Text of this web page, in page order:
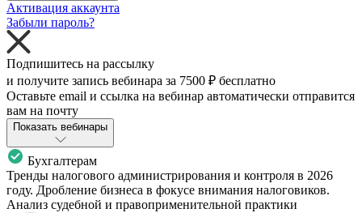
Активация аккаунта
Забыли пароль?
Подпишитесь на рассылку
и получите запись вебинара за 7500 ₽ бесплатно
Оставьте email и ссылка на вебинар автоматически отправится
вам на почту
Показать вебинары
Бухгалтерам
Тренды налогового администрирования и контроля в 2026
году. Дробление бизнеса в фокусе внимания налоговиков.
Анализ судебной и правоприменительной практики